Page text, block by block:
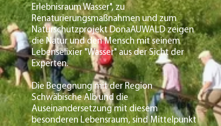
Erlebnisraum Wasser", zu
Renaturierungsmaßnahmen und zum
Naturschutzprojekt DonaAUWALD zeigen
die Natur und den Mensch mit seinem
Lebenselixier "Wasser" aus der Sicht der
Experten.
Die Begegnung mit der Region
Schwäbische Alb und die
Auseinandersetzung mit diesem
besonderen Lebensraum, sind Mittelpunkt